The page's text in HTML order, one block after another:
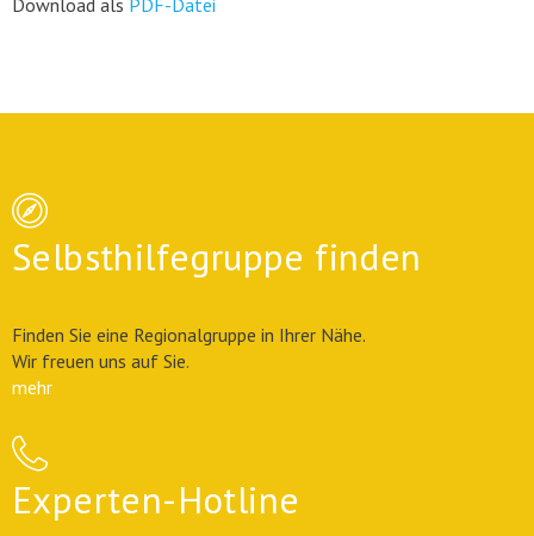
Download als PDF-Datei
Selbsthilfegruppe finden
Finden Sie eine Regionalgruppe in Ihrer Nähe.
Wir freuen uns auf Sie.
mehr
Experten-Hotline